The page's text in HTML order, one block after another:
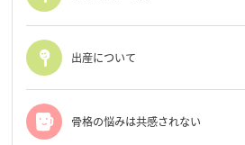
出産について
骨格の悩みは共感されない